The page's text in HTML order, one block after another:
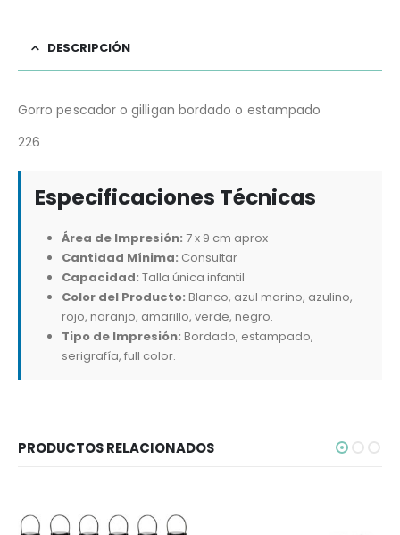
DESCRIPCIÓN
Gorro pescador o gilligan bordado o estampado
226
Especificaciones Técnicas
Área de Impresión: 7 x 9 cm aprox
Cantidad Mínima: Consultar
Capacidad: Talla única infantil
Color del Producto: Blanco, azul marino, azulino,
rojo, naranjo, amarillo, verde, negro.
Tipo de Impresión: Bordado, estampado,
serigrafía, full color.
PRODUCTOS RELACIONADOS